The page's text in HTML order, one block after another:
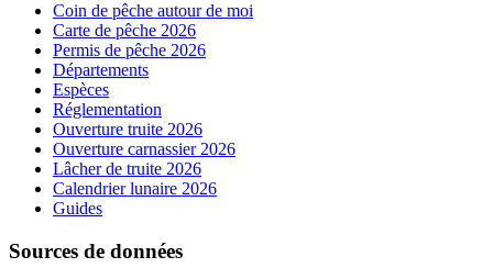
Coin de pêche autour de moi
Carte de pêche 2026
Permis de pêche 2026
Départements
Espèces
Réglementation
Ouverture truite 2026
Ouverture carnassier 2026
Lâcher de truite 2026
Calendrier lunaire 2026
Guides
Sources de données